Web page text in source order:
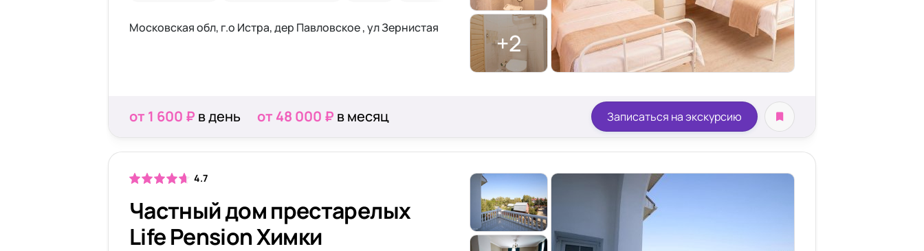
Московская обл, г.о Истра, дер Павловское , ул Зернистая
+2
от 1 600 ₽ в день от 48 000 ₽ в месяц Записаться на экскурсию
4.7
Частный дом престарелых
Life Pension Химки